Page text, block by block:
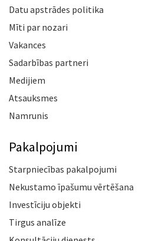
Datu apstrādes politika
Mīti par nozari
Vakances
Sadarbības partneri
Medijiem
Atsauksmes
Namrunis
Pakalpojumi
Starpniecības pakalpojumi
Nekustamo īpašumu vērtēšana
Investīciju objekti
Tirgus analīze